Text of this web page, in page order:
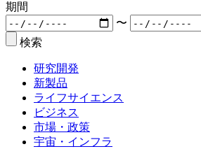
期間
〜
検索
研究開発
新製品
ライフサイエンス
ビジネス
市場・政策
宇宙・インフラ